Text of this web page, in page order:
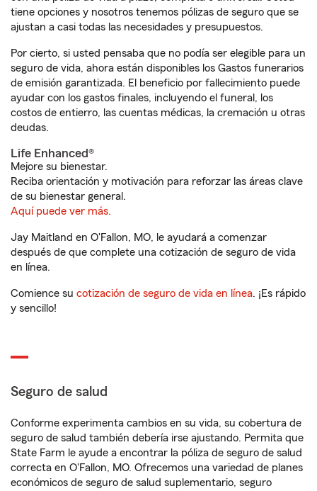
tiene opciones y nosotros tenemos pólizas de seguro que se
ajustan a casi todas las necesidades y presupuestos.
Por cierto, si usted pensaba que no podía ser elegible para un
seguro de vida, ahora están disponibles los Gastos funerarios
de emisión garantizada. El beneficio por fallecimiento puede
ayudar con los gastos finales, incluyendo el funeral, los
costos de entierro, las cuentas médicas, la cremación u otras
deudas.
Life Enhanced®
Mejore su bienestar.
Reciba orientación y motivación para reforzar las áreas clave
de su bienestar general.
Aquí puede ver más.
Jay Maitland en O'Fallon, MO, le ayudará a comenzar
después de que complete una cotización de seguro de vida
en línea.
Comience su cotización de seguro de vida en línea. ¡Es rápido
y sencillo!
Seguro de salud
Conforme experimenta cambios en su vida, su cobertura de
seguro de salud también debería irse ajustando. Permita que
State Farm le ayude a encontrar la póliza de seguro de salud
correcta en O'Fallon, MO. Ofrecemos una variedad de planes
económicos de seguro de salud suplementario, seguro